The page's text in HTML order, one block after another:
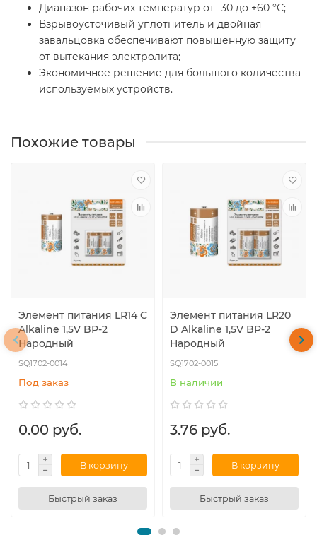
Диапазон рабочих температур от -30 до +60 °С;
Взрывоусточивый уплотнитель и двойная
завальцовка обеспечивают повышенную защиту
от вытекания электролита;
Экономичное решение для большого количества
используемых устройств.
Похожие товары
Элемент питания LR14 C
Alkaline 1,5V BP-2
Народный
SQ1702-0014
Под заказ
0.00 руб.
В корзину
Быстрый заказ
Элемент питания LR20
D Alkaline 1,5V BP-2
Народный
SQ1702-0015
В наличии
3.76 руб.
В корзину
Быстрый заказ